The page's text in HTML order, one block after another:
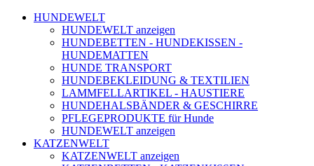
HUNDEWELT
HUNDEWELT anzeigen
HUNDEBETTEN - HUNDEKISSEN -
HUNDEMATTEN
HUNDE TRANSPORT
HUNDEBEKLEIDUNG & TEXTILIEN
LAMMFELLARTIKEL - HAUSTIERE
HUNDEHALSBÄNDER & GESCHIRRE
PFLEGEPRODUKTE für Hunde
HUNDEWELT anzeigen
KATZENWELT
KATZENWELT anzeigen